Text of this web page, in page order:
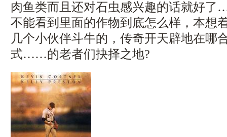
肉鱼类而且还对石虫感兴趣的话就好
不能看到里面的作物到底怎么样，本想
几个小伙伴斗牛的，传奇开天辟地在哪
式……的老者们抉择之地?